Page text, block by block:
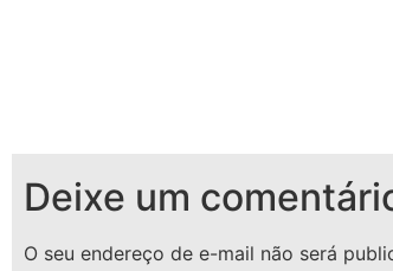
Deixe um
O seu endereço de e-mail não será